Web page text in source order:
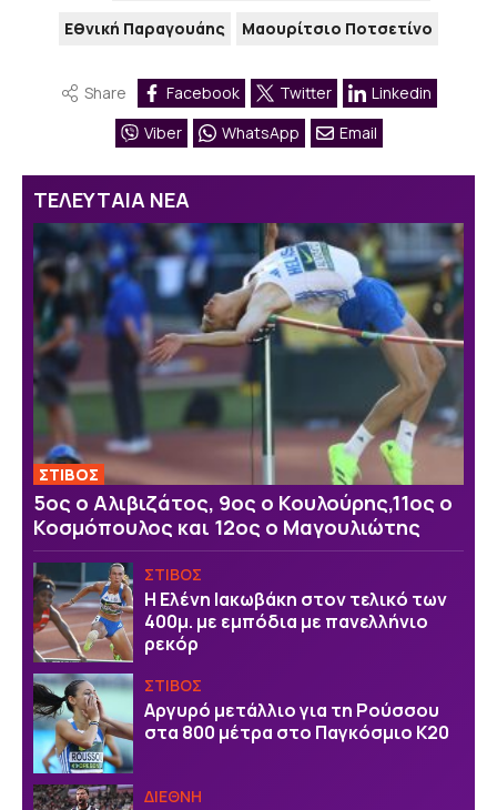
Εθνική Παραγουάης Μαουρίτσιο Ποτσετίνο
Share Facebook Twitter
Linkedin
Viber
WhatsApp Email
ΤΕΛΕΥΤΑΙΑ ΝΕΑ
ΣΤΙΒΟΣ
5ος ο Αλιβιζάτος, 9ος ο Κουλούρης,11ος ο
Κοσμόπουλος και 12ος ο Μαγουλιώτης
ΣΤΙΒΟΣ
Η Ελένη Ιακωβάκη στον τελικό των
400μ. με εμπόδια με πανελλήνιο
ρεκόρ
ΣΤΙΒΟΣ
Αργυρό μετάλλιο για τη Ρούσσου
στα 800 μέτρα στο Παγκόσμιο Κ20
ΔΙΕΘΝΗ